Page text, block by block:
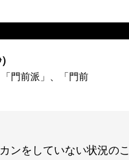
門前派」、「門前
ンをしていない状況のこ